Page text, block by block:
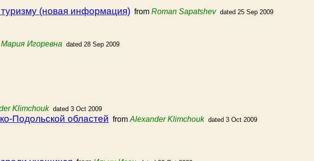
(новая информация) from Roman Sapatshev dated 25 Sep 2009
Игоревна dated 28 Sep 2009
Klimchouk dated 3 Oct 2009
Подольской областей from Alexander Klimchouk dated 3 Oct 2009